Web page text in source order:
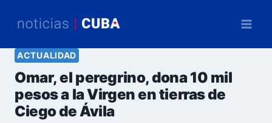
ACTUALIDAD
Omar, el peregrino, dona 10 mil
pesos a la Virgen en tierras de
Ciego de Ávila